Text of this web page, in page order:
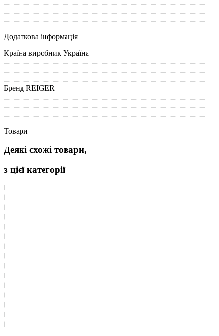
Додаткова інформація
Країна виробник Україна
Бренд REIGER
Товари
Деякі схожі товари,
з цієї категорії